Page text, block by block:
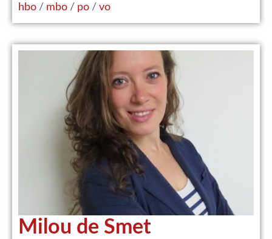
hbo / mbo / po / vo
Milou de Smet